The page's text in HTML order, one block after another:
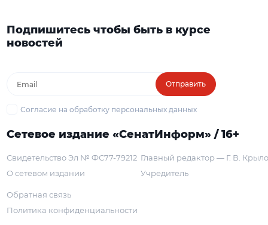
Подпишитесь чтобы быть в курсе
новостей
Отправить
Согласие на обработку персональных данных
Сетевое издание «СенатИнформ» / 16+
Свидетельство Эл № ФС77-79212
О сетевом издании
Главный редактор — Г. В.
Учредитель
Обратная связь
Политика конфиденциальности